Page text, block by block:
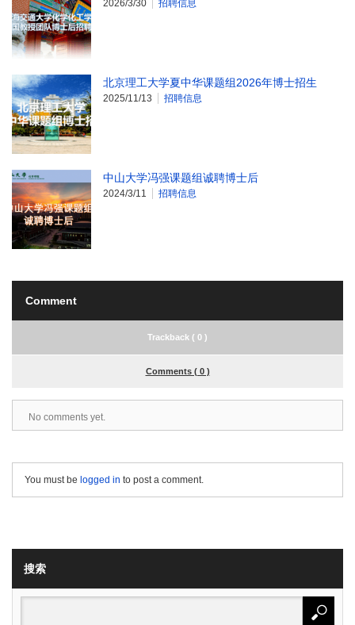
2026/3/30 招聘信息
北京理工大学夏中华课题组2026年博士招生
2025/11/13 招聘信息
中山大学冯强课题组诚聘博士后
2024/3/11 招聘信息
Comment
Trackback ( 0 )
Comments ( 0 )
No comments yet.
You must be logged in to post a comment.
搜索